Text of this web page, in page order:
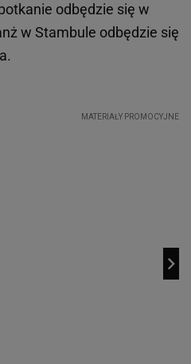
odbędzie się w
w Stambule odbędzie się